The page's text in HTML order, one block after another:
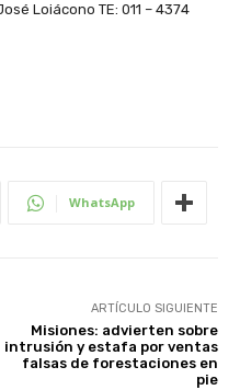
Loiácono TE: 011 – 4374
WhatsApp
ARTÍCULO SIGUIENTE
Misiones: advierten sobre
intrusión y estafa por ventas
falsas de forestaciones en
pie